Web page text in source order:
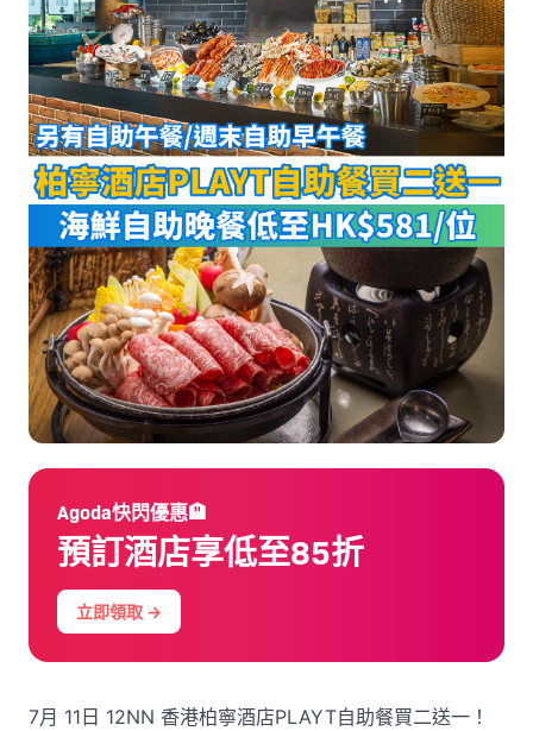
Agoda快閃優惠🏨
預訂酒店享低至85折
立即領取 →
7月 11日 12NN 香港柏寧酒店PLAYT自助餐買二送一！